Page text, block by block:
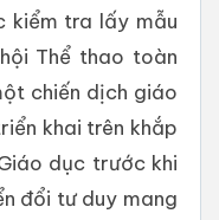
kiểm tra lấy mẫu
Thể thao toàn
chiến dịch giáo
khai trên khắp
dục trước khi
đổi tư duy mang